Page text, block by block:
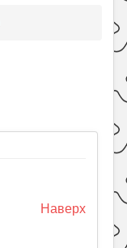
Наверх